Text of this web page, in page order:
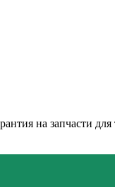
на запчасти для